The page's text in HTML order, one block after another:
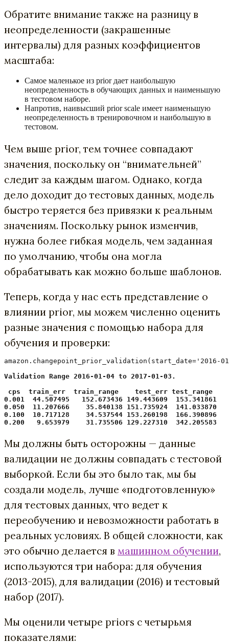
Обратите внимание также на разницу в
неопределенности (закрашенные
интервалы) для разных коэффициентов
масштаба:
Самое маленькое из prior дает наибольшую
неопределенность в обучающих данных и наименьшую
в тестовом наборе.
Напротив, наивысший prior scale имеет наименьшую
неопределенность в тренировочном и наибольшую в
тестовом.
Чем выше prior, тем точнее совпадают
значения, поскольку он “внимательней”
следит за каждым шагом. Однако, когда
дело доходит до тестовых данных, модель
быстро теряется без привязки к реальным
значениям. Поскольку рынок изменчив,
нужна более гибкая модель, чем заданная
по умолчанию, чтобы она могла
обрабатывать как можно больше шаблонов.
Теперь, когда у нас есть представление о
влиянии prior, мы можем численно оценить
разные значения с помощью набора для
обучения и проверки:
Validation Range 2016-01-04 to 2017-01-03.
cps  train_err  train_range    test_err test_range
0.001  44.507495   152.673436 149.443609  153.341861
0.050  11.207666    35.840138 151.735924  141.033870
0.100  10.717128    34.537544 153.260198  166.390896
0.200   9.653979    31.735506 129.227310  342.205583
Мы должны быть осторожны — данные
валидации не должны совпадать с тестовой
выборкой. Если бы это было так, мы бы
создали модель, лучше «подготовленную»
для тестовых данных, что ведет к
переобучению и невозможности работать в
реальных условиях. В общей сложности, как
это обычно делается в машинном обучении,
используются три набора: для обучения
(2013-2015), для валидации (2016) и тестовый
набор (2017).
Мы оценили четыре priors с четырьмя
показателями: